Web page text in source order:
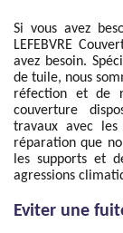
Si vous avez
LEFEBVRE
avez besoin.
de tuile, nous
réfection et de
couverture
travaux avec les
réparation que
les supports et
agressions
Eviter une